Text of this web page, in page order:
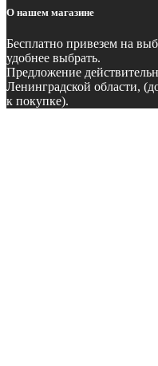
О нашем магазине
Бесплатно привезем на
удобнее выбрать.
Предложение
Ленинградской области,
к покупке).